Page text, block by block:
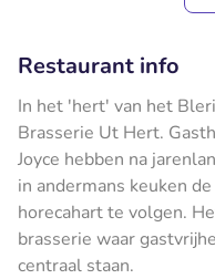
Restaurant info
In het 'hert' van het
Brasserie Ut Hert.
Joyce hebben na
in andermans keuken
horecahart te volgen.
brasserie waar
centraal staan.